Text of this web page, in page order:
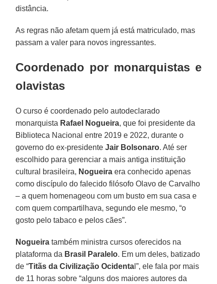
distância.
As regras não afetam quem já está matriculado, mas
passam a valer para novos ingressantes.
Coordenado por monarquistas e
olavistas
O curso é coordenado pelo autodeclarado
monarquista Rafael Nogueira, que foi presidente da
Biblioteca Nacional entre 2019 e 2022, durante o
governo do ex-presidente Jair Bolsonaro. Até ser
escolhido para gerenciar a mais antiga instituição
cultural brasileira, Nogueira era conhecido apenas
como discípulo do falecido filósofo Olavo de Carvalho
– a quem homenageou com um busto em sua casa e
com quem compartilhava, segundo ele mesmo, “o
gosto pelo tabaco e pelos cães”.
Nogueira também ministra cursos oferecidos na
plataforma da Brasil Paralelo. Em um deles, batizado
de “Titãs da Civilização Ocidenta l”, ele fala por mais
de 11 horas sobre “alguns dos maiores autores da